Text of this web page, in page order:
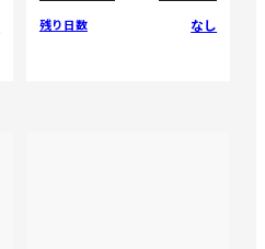
残り日数 なし